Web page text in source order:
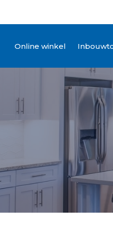
Online winkel